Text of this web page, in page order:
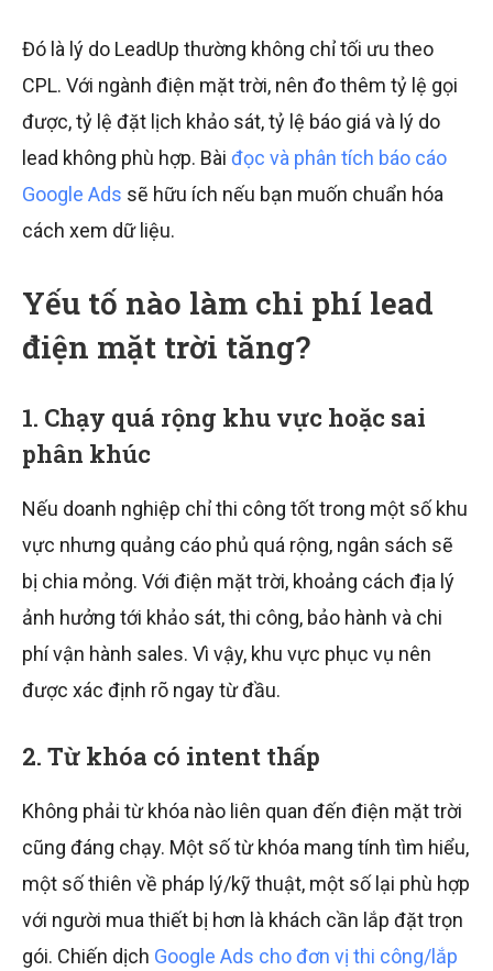
Đó là lý do LeadUp thường không chỉ tối ưu theo
CPL. Với ngành điện mặt trời, nên đo thêm tỷ lệ gọi
được, tỷ lệ đặt lịch khảo sát, tỷ lệ báo giá và lý do
lead không phù hợp. Bài đọc và phân tích báo cáo
Google Ads sẽ hữu ích nếu bạn muốn chuẩn hóa
cách xem dữ liệu.
Yếu tố nào làm chi phí lead
điện mặt trời tăng?
1. Chạy quá rộng khu vực hoặc sai
phân khúc
Nếu doanh nghiệp chỉ thi công tốt trong một số khu
vực nhưng quảng cáo phủ quá rộng, ngân sách sẽ
bị chia mỏng. Với điện mặt trời, khoảng cách địa lý
ảnh hưởng tới khảo sát, thi công, bảo hành và chi
phí vận hành sales. Vì vậy, khu vực phục vụ nên
được xác định rõ ngay từ đầu.
2. Từ khóa có intent thấp
Không phải từ khóa nào liên quan đến điện mặt trời
cũng đáng chạy. Một số từ khóa mang tính tìm hiểu,
một số thiên về pháp lý/kỹ thuật, một số lại phù hợp
với người mua thiết bị hơn là khách cần lắp đặt trọn
gói. Chiến dịch Google Ads cho đơn vị thi công/lắp